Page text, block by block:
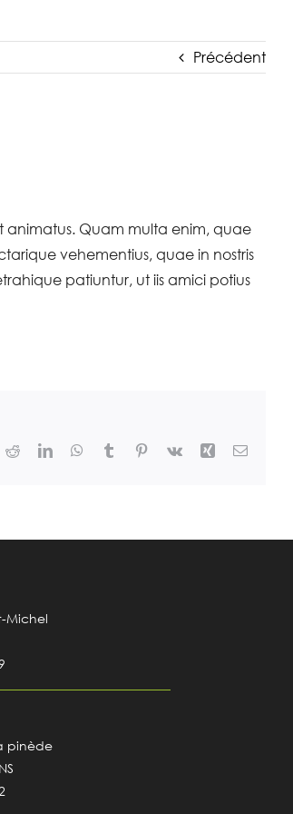
Précédent
animatus. Quam multa enim, quae
vehementius, quae in nostris
patiuntur, ut iis amici potius
RedditLinkedInWhatsApp
Tumblr Pinterest
Vk Xing Email
Michel
pinède